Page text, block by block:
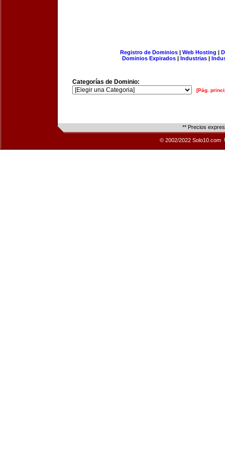
Registro de Dominios| Web Hosting |
Dominios Expirados | Industrias |
Categorías de Dominio:
[Pág.
** Precios
© 2002/2022 Solo10.com